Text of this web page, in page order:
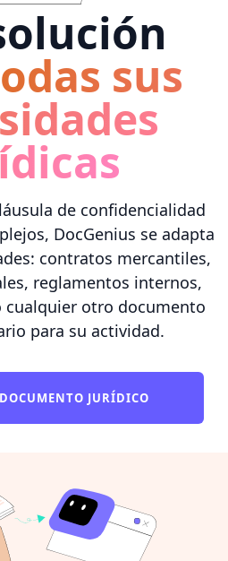
sus
de confidencialidad
DocGenius se adapta
contratos mercantiles,
reglamentos internos,
cualquier otro documento
para su actividad.
JURÍDICO